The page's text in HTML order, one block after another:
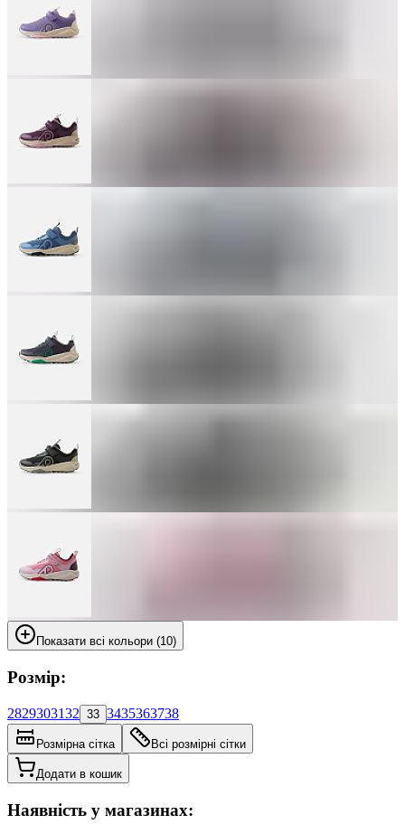
Показати всі кольори (10)
Розмір:
2829303132 33 3435363738
Розмірна сітка Всі розмірні сітки
Додати в кошик
Наявність у магазинах: